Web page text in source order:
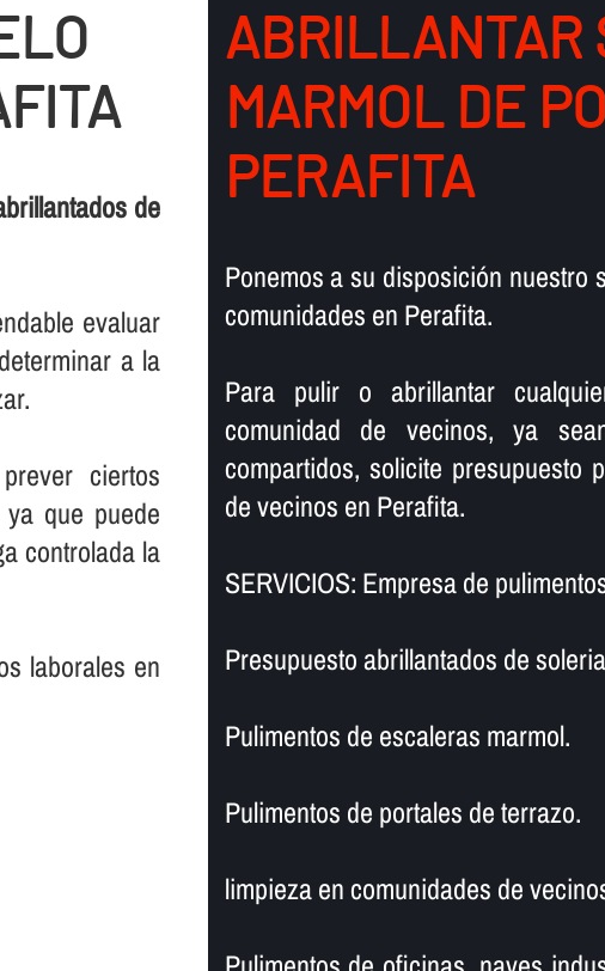
de
evaluar
a la
ciertos
que puede
controlada la
laborales en
ABRILLANTAR
MARMOL DE
PERAFITA
Ponemos a su disposición nuestro
comunidades en Perafita.
Para pulir o abrillantar
comunidad de vecinos, ya
compartidos, solicite presupuesto
de vecinos en Perafita.
SERVICIOS: Empresa de
Presupuesto abrillantados de
Pulimentos de escaleras marmol.
Pulimentos de portales de terrazo.
limpieza en comunidades de